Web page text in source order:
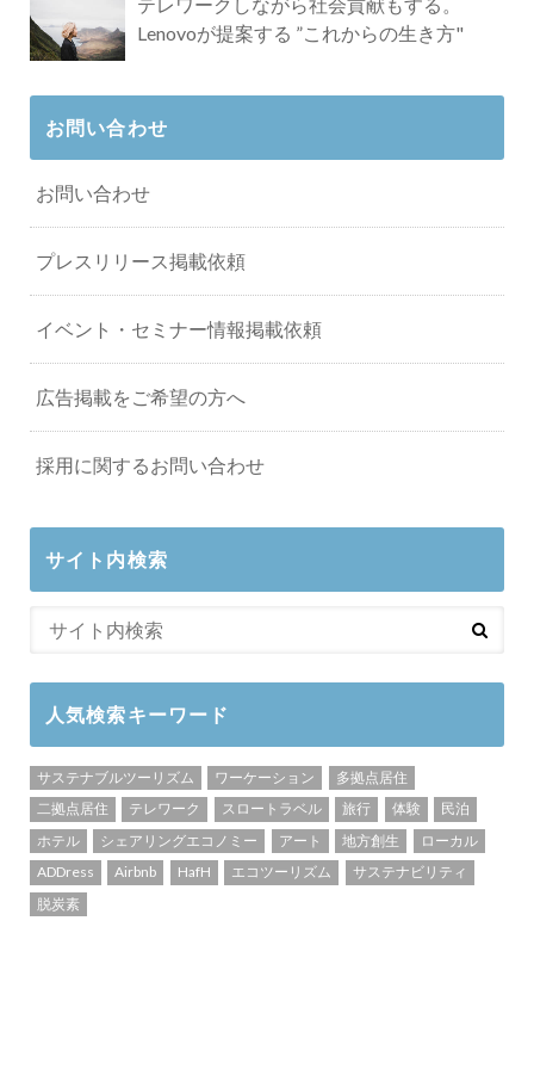
テレワークしながら社会貢献もする。
Lenovoが提案する ”これからの生き方"
お問い合わせ
お問い合わせ
プレスリリース掲載依頼
イベント・セミナー情報掲載依頼
広告掲載をご希望の方へ
採用に関するお問い合わせ
サイト内検索
人気検索キーワード
サステナブルツーリズム ワーケーション
多拠点居住
二拠点居住
テレワーク スロートラベル 旅行 体験
民泊
ホテル
シェアリングエコノミー アート 地方創生
ローカル
ADDress
Airbnb HafH エコツーリズム
サステナビリティ
脱炭素